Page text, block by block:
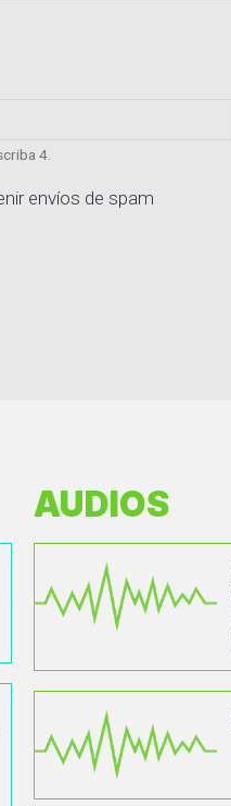
4.
envíos de spam
AUDIOS